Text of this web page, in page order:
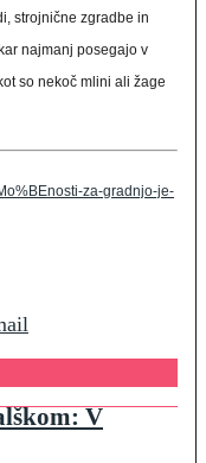
strojnične zgradbe in
najmanj posegajo v
so nekoč mlini ali žage
za-gradnjo-je-
V